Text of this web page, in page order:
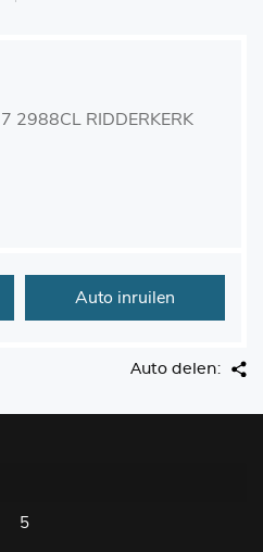
2988CL RIDDERKERK
Auto inruilen
Auto delen:
5